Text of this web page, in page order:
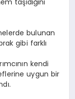
bulunan
gibi farklı
kendi
uygun bir